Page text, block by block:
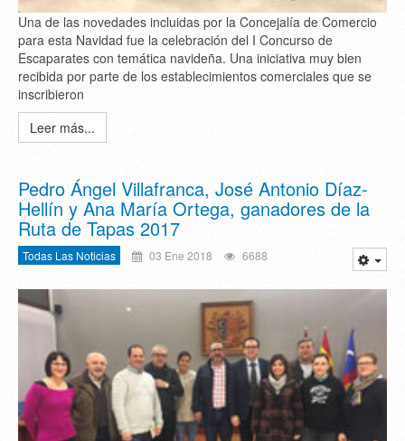
Una de las novedades incluidas por la Concejalía de Comercio
para esta Navidad fue la celebración del I Concurso de
Escaparates con temática navideña. Una iniciativa muy bien
recibida por parte de los establecimientos comerciales que se
inscribieron
Leer más...
Pedro Ángel Villafranca, José Antonio Díaz-
Hellín y Ana María Ortega, ganadores de la
Ruta de Tapas 2017
Todas Las Noticias 03 Ene 2018 6688